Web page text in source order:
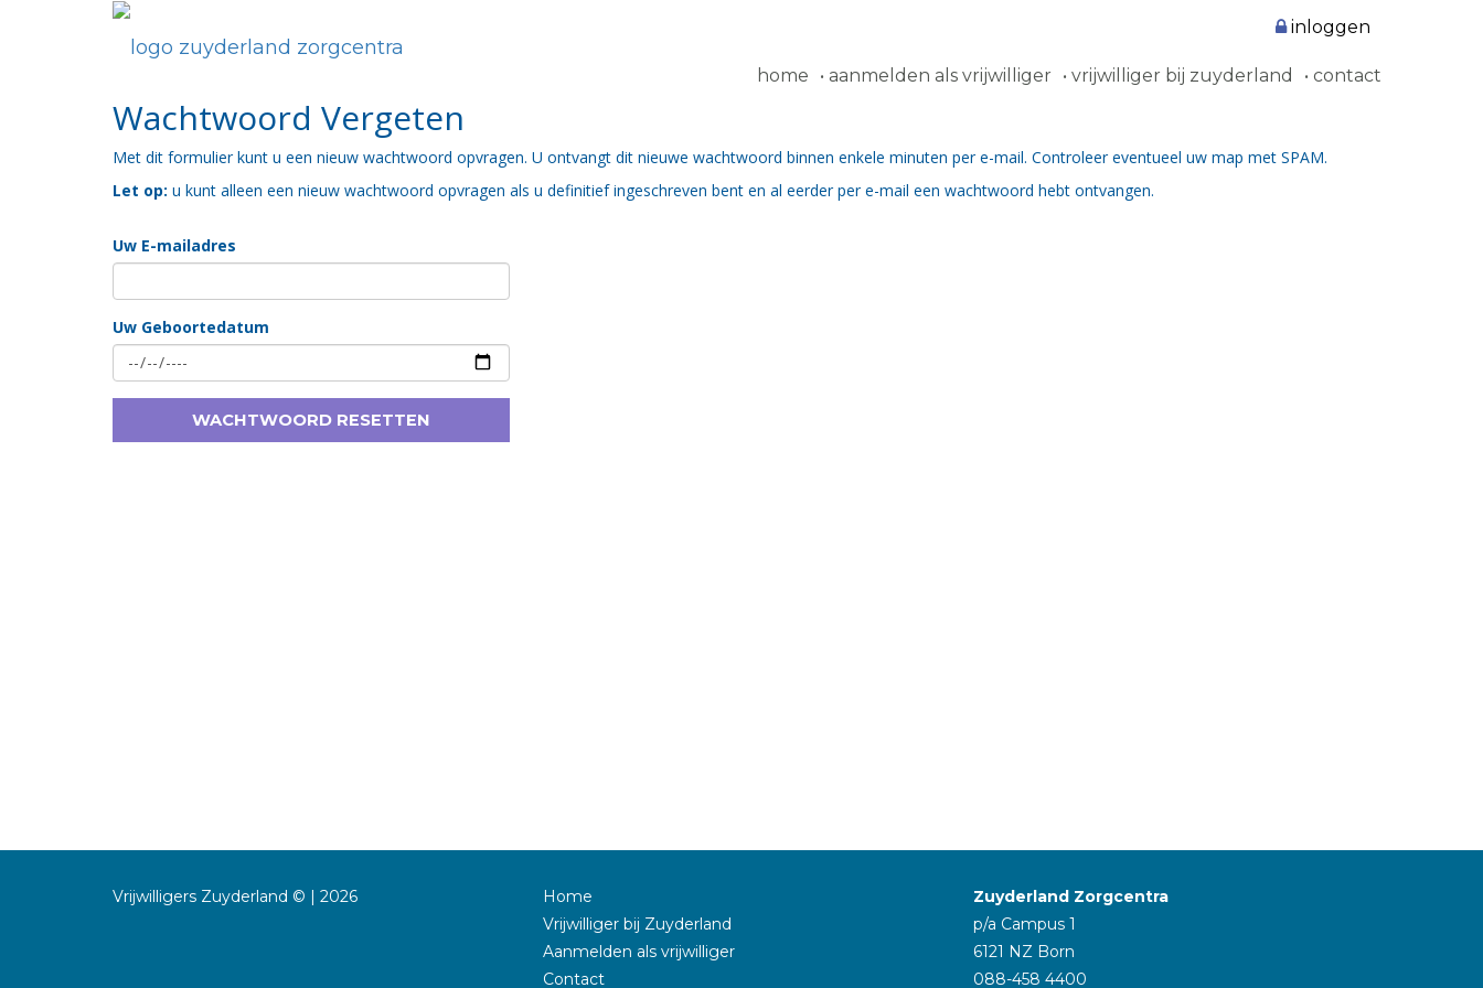
home aanmelden als vrijwilliger vrijwilliger bij zuyderland contact
inloggen
Wachtwoord Vergeten
Met dit formulier kunt u een nieuw wachtwoord opvragen. U ontvangt dit nieuwe wachtwoord binnen enkele minuten per e-mail. Controleer eventueel uw map met SPAM.
Let op: u kunt alleen een nieuw wachtwoord opvragen als u definitief ingeschreven bent en al eerder per e-mail een wachtwoord hebt ontvangen.
Uw E-mailadres
Uw Geboortedatum
WACHTWOORD RESETTEN
Vrijwilligers Zuyderland © | 2026
Home
Vrijwilliger bij Zuyderland
Aanmelden als vrijwilliger
Contact
Zuyderland Zorgcentra
p/a Campus 1
6121 NZ Born
088-458 4400